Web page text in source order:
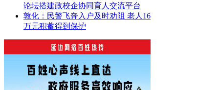
论坛搭建政校企协同育人交流平台
敦化：民警飞奔入户及时劝阻 老人16
万元积蓄得到保护